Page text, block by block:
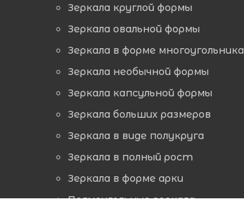
Зеркала круглой формы
Зеркала овальной формы
Зеркала в форме многоугольника
Зеркала необычной формы
Зеркала капсульной формы
Зеркала больших размеров
Зеркала в виде полукруга
Зеркала в полный рост
Зеркала в форме арки
Прямоугольные зеркала